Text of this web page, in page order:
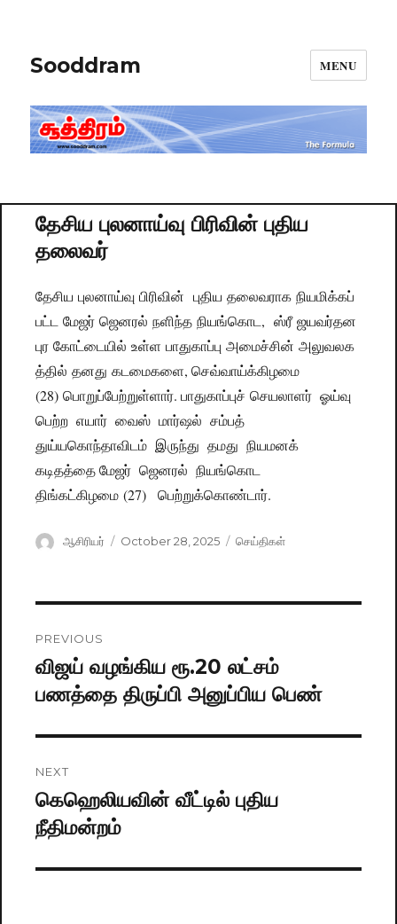
Sooddram MENU
தேசிய புலனாய்வு பிரிவின் புதிய
தலைவர்
தேசிய புலனாய்வு பிரிவின் புதிய தலைவராக நியமிக்கப்
பட்ட மேஜர் ஜெனரல் நளிந்த நியங்கொட, ஸ்ரீ ஜயவர்தன
புர கோட்டையில் உள்ள பாதுகாப்பு அமைச்சின் அலுவலக
த்தில் தனது கடமைகளை, செவ்வாய்க்கிழமை
(28) பொறுப்பேற்றுள்ளார். பாதுகாப்புச் செயலாளர் ஓய்வு
பெற்ற எயார் வைஸ் மார்ஷல் சம்பத்
துய்யகொந்தாவிடம் இருந்து தமது நியமனக்
கடிதத்தை மேஜர் ஜெனரல் நியங்கொட
திங்கட்கிழமை (27) பெற்றுக்கொண்டார்.
Author
ஆசிரியர்
Posted
October 28, 2025 Categories
செய்திகள்
navigation
PREVIOUS
Previous
post:
விஜய் வழங்கிய ரூ.20 லட்சம்
பணத்தை திருப்பி அனுப்பிய பெண்
NEXT
Next
post:
கெஹெலியவின் வீட்டில் புதிய
நீதிமன்றம்